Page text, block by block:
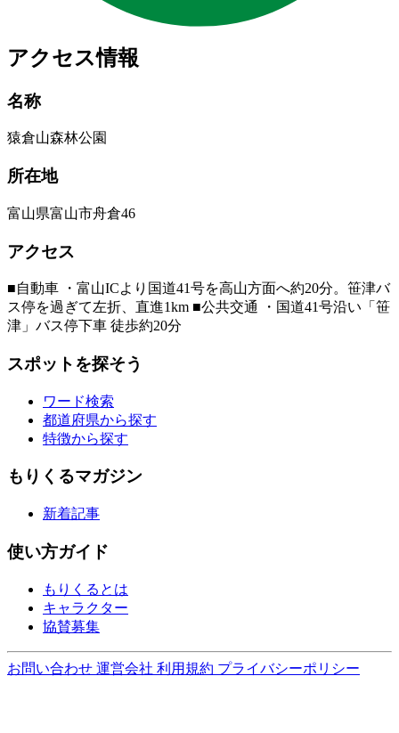
アクセス情報
名称
猿倉山森林公園
所在地
富山県富山市舟倉46
アクセス
■自動車 ・富山ICより国道41号を高山方面へ約20分。笹津バ
ス停を過ぎて左折、直進1km ■公共交通 ・国道41号沿い「笹
津」バス停下車 徒歩約20分
スポットを探そう
ワード検索
都道府県から探す
特徴から探す
もりくるマガジン
新着記事
使い方ガイド
もりくるとは
キャラクター
協賛募集
お問い合わせ 運営会社 利用規約 プライバシーポリシー